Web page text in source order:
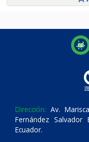
Dirección: Av.
Fernández
Ecuador.